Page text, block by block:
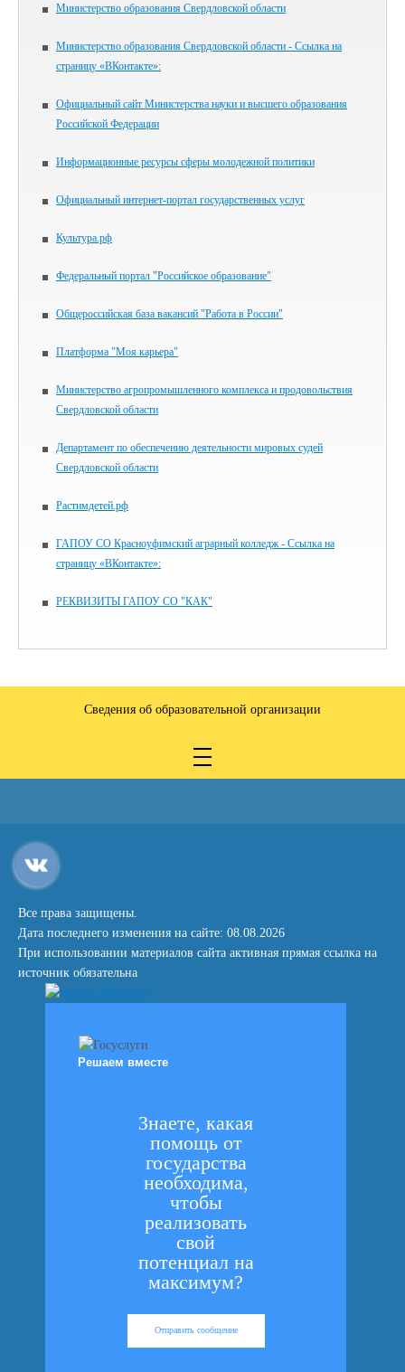
Министерство образования Свердловской области
Министерство образования Свердловской области - Ссылка на
страницу «ВКонтакте»:
Официальный сайт Министерства науки и высшего образования
Российской Федерации
Информационные ресурсы сферы молодежной политики
Официальный интернет-портал государственных услуг
Культура.рф
Федеральный портал "Российское образование"
Общероссийская база вакансий "Работа в России"
Платформа "Моя карьера"
Министерство агропромышленного комплекса и продовольствия
Свердловской области
Департамент по обеспечению деятельности мировых судей
Свердловской области
Растимдетей.рф
ГАПОУ СО Красноуфимский аграрный колледж - Ссылка на
страницу «ВКонтакте»:
РЕКВИЗИТЫ ГАПОУ СО "КАК"
Сведения об образовательной организации
Все права защищены.
Дата последнего изменения на сайте: 08.08.2026
При использовании материалов сайта активная прямая ссылка на
источник обязательна
Решаем вместе
Знаете, какая
помощь от
государства
необходима,
чтобы
реализовать
свой
потенциал на
максимум?
Отправить сообщение